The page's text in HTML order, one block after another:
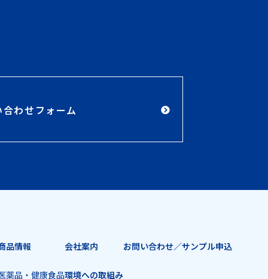
わせフォーム
品情報
薬品・健康食品
会社案内
環境への取組み
お問い合わせ／サンプル申込